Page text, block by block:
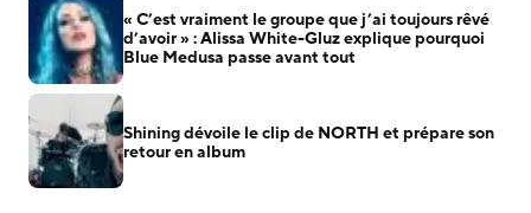
« C’est vraiment le groupe que j’ai toujours rêvé
d’avoir » : Alissa White-Gluz explique pourquoi
Blue Medusa passe avant tout
Shining dévoile le clip de NORTH et prépare son
retour en album